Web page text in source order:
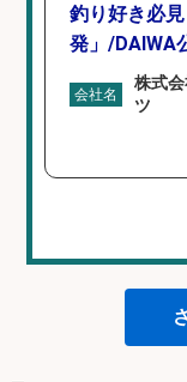
釣り好き必
発」/DAIWA
会社名
株式
ツ